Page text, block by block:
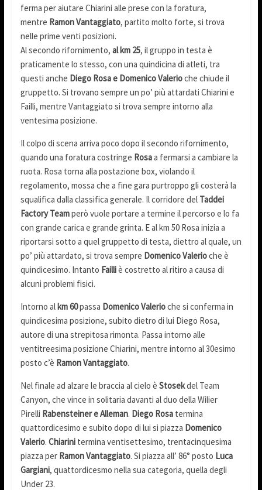
ferma per aiutare Chiarini alle prese con la foratura,
mentre Ramon Vantaggiato, partito molto forte, si trova
nelle prime venti posizioni.
Al secondo rifornimento, al km 25, il gruppo in testa è
praticamente lo stesso, con una quindicina di atleti, tra
questi anche Diego Rosa e Domenico Valerioche chiude il
gruppetto. Si trovano sempre un po’ più attardati Chiarini e
Failli, mentre Vantaggiato si trova sempre intorno alla
ventesima posizione.
Il colpo di scena arriva poco dopo il secondo rifornimento,
quando una foratura costringe Rosaa fermarsi a cambiare la
ruota. Rosa torna alla postazione box, violando il
regolamento, mossa che a fine gara purtroppo gli costerà la
squalifica dalla classifica generale. Il corridore del Taddei
Factory Teamperò vuole portare a termine il percorso e lo fa
con grande carica e grande grinta. E al km 50 Rosa inizia a
riportarsi sotto a quel gruppetto di testa, diettro al quale, un
po’ più attardato, si trova sempre Domenico Valerioche è
quindicesimo. Intanto Failliè costretto al ritiro a causa di
alcuni problemi fisici.
Intorno al km 60passa Domenico Valerioche si conferma in
quindicesima posizione, subito dietro di lui Diego Rosa,
autore di una strepitosa rimonta. Passa intorno alle
ventitreesima posizione Chiarini, mentre intorno al 30esimo
posto c’è Ramon Vantaggiato.
Nel finale ad alzare le braccia al cielo è Stosekdel Team
Canyon, che vince in solitaria davanti al duo della Wilier
Pirelli Rabensteiner e Alleman. Diego Rosatermina
quattordicesimo e subito dopo di lui si piazza Domenico
Valerio. Chiarinitermina ventisettesimo, trentacinquesima
piazza per Ramon Vantaggiato. Si piazza all’ 86° posto Luca
Gargiani, quattordicesmo nella sua categoria, quella degli
Under 23.